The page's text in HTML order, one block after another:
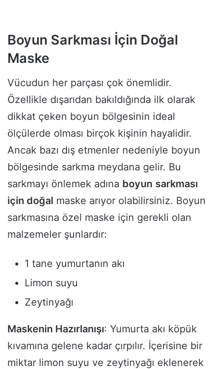
Boyun Sarkması İçin Doğal
Maske
Vücudun her parçası çok önemlidir.
Özellikle dışarıdan bakıldığında ilk olarak
dikkat çeken boyun bölgesinin ideal
ölçülerde olması birçok kişinin hayalidir.
Ancak bazı dış etmenler nedeniyle boyun
bölgesinde sarkma meydana gelir. Bu
sarkmayı önlemek adına boyun sarkması
için doğal maske arıyor olabilirsiniz. Boyun
sarkmasına özel maske için gerekli olan
malzemeler şunlardır:
1 tane yumurtanın akı
Limon suyu
Zeytinyağı
Maskenin Hazırlanışı: Yumurta akı köpük
kıvamına gelene kadar çırpılır. İçerisine bir
miktar limon suyu ve zeytinyağı eklenerek